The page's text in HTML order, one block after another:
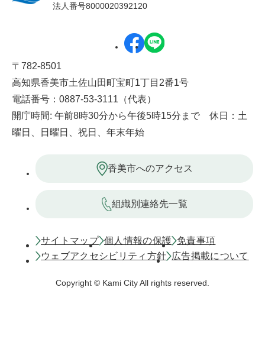
法人番号8000020392120
〒782-8501
高知県香美市土佐山田町宝町1丁目2番1号
電話番号：0887-53-3111（代表）
開庁時間: 午前8時30分から午後5時15分まで 休日：土
曜日、日曜日、祝日、年末年始
香美市へのアクセス
組織別連絡先一覧
サイトマップ 個人情報の保護 免責事項
ウェブアクセシビリティ方針
広告掲載について
Copyright © Kami City All rights reserved.